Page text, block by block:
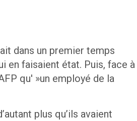
dans un premier temps
en faisaient état. Puis, face à
qu' »un employé de la
plus qu’ils avaient